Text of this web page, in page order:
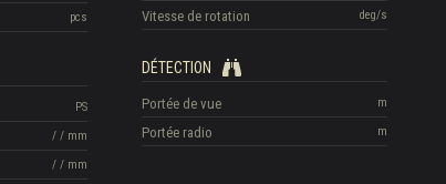
pcs deg/s
Vitesse de rotation
PS
/ / mm
/ / mm
DÉTECTION
m
Portée de vue
m
Portée radio